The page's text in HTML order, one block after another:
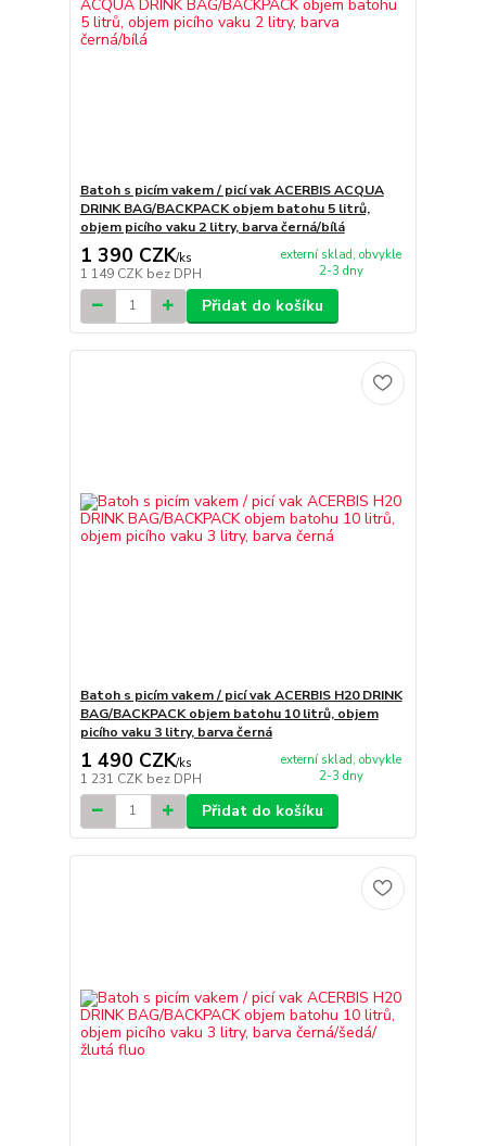
Batoh s picím vakem / picí vak ACERBIS ACQUA
DRINK BAG/BACKPACK objem batohu 5 litrů,
objem picího vaku 2 litry, barva černá/bílá
1 390 CZK/ks
1 149 CZK bez DPH
externí sklad, obvykle
2-3 dny
Přidat do košíku
Batoh s picím vakem / picí vak ACERBIS H20 DRINK
BAG/BACKPACK objem batohu 10 litrů, objem
picího vaku 3 litry, barva černá
1 490 CZK/ks
1 231 CZK bez DPH
externí sklad, obvykle
2-3 dny
Přidat do košíku